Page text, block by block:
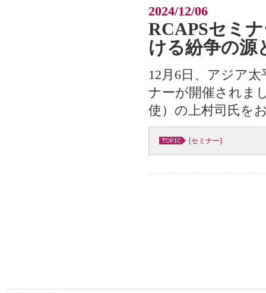
2024/12/06
RCAPSセミ
ける紛争の源
12月6日、アジア
ナーが開催されま
使）の上村司氏を
[セミナー]